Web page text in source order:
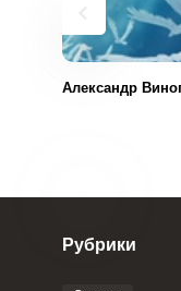
Александр
Рубрики